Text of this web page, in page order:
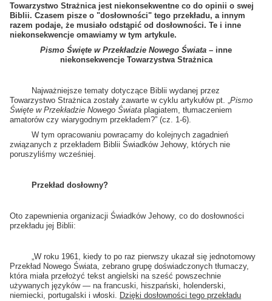
Towarzystwo Strażnica jest niekonsekwentne co do opinii o swej
Biblii. Czasem pisze o "dosłowności" tego przekładu, a innym
razem podaje, że musiało odstąpić od dosłowności. Te i inne
niekonsekwencje omawiamy w tym artykule.
Pismo Święte w Przekładzie Nowego Świata – inne
niekonsekwencje Towarzystwa Strażnica
Najważniejsze tematy dotyczące Biblii wydanej przez
Towarzystwo Strażnica zostały zawarte w cyklu artykułów pt. „Pismo
Święte w Przekładzie Nowego Świata plagiatem, tłumaczeniem
amatorów czy wiarygodnym przekładem?” (cz. 1-6).
W tym opracowaniu powracamy do kolejnych zagadnień
związanych z przekładem Biblii Świadków Jehowy, których nie
poruszyliśmy wcześniej.
Przekład dosłowny?
Oto zapewnienia organizacji Świadków Jehowy, co do dosłowności
przekładu jej Biblii:
„W roku 1961, kiedy to po raz pierwszy ukazał się jednotomowy
Przekład Nowego Świata, zebrano grupę doświadczonych tłumaczy,
która miała przełożyć tekst angielski na sześć powszechnie
używanych języków — na francuski, hiszpański, holenderski,
niemiecki, portugalski i włoski.
Dzięki dosłowności tego przekładu